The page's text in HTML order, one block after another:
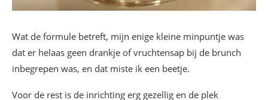
Wat de formule betreft, mijn enige kleine minpuntje was
dat er helaas geen drankje of vruchtensap bij de brunch
inbegrepen was, en dat miste ik een beetje.
Voor de rest is de inrichting erg gezellig en de plek